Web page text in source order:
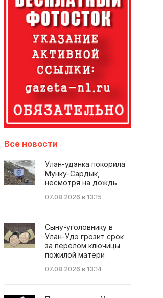
Все новости
Улан-удэнка покорила
Мунку-Сардык,
несмотря на дождь
07.08.2026 в 13:15
Сыну-уголовнику в
Улан-Удэ грозит срок
за перелом ключицы
пожилой матери
07.08.2026 в 13:14